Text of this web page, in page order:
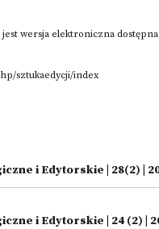
wersja elektroniczna
sztukaedycji/index
i Edytorskie | 28(2) |
i Edytorskie | 24 (2) |